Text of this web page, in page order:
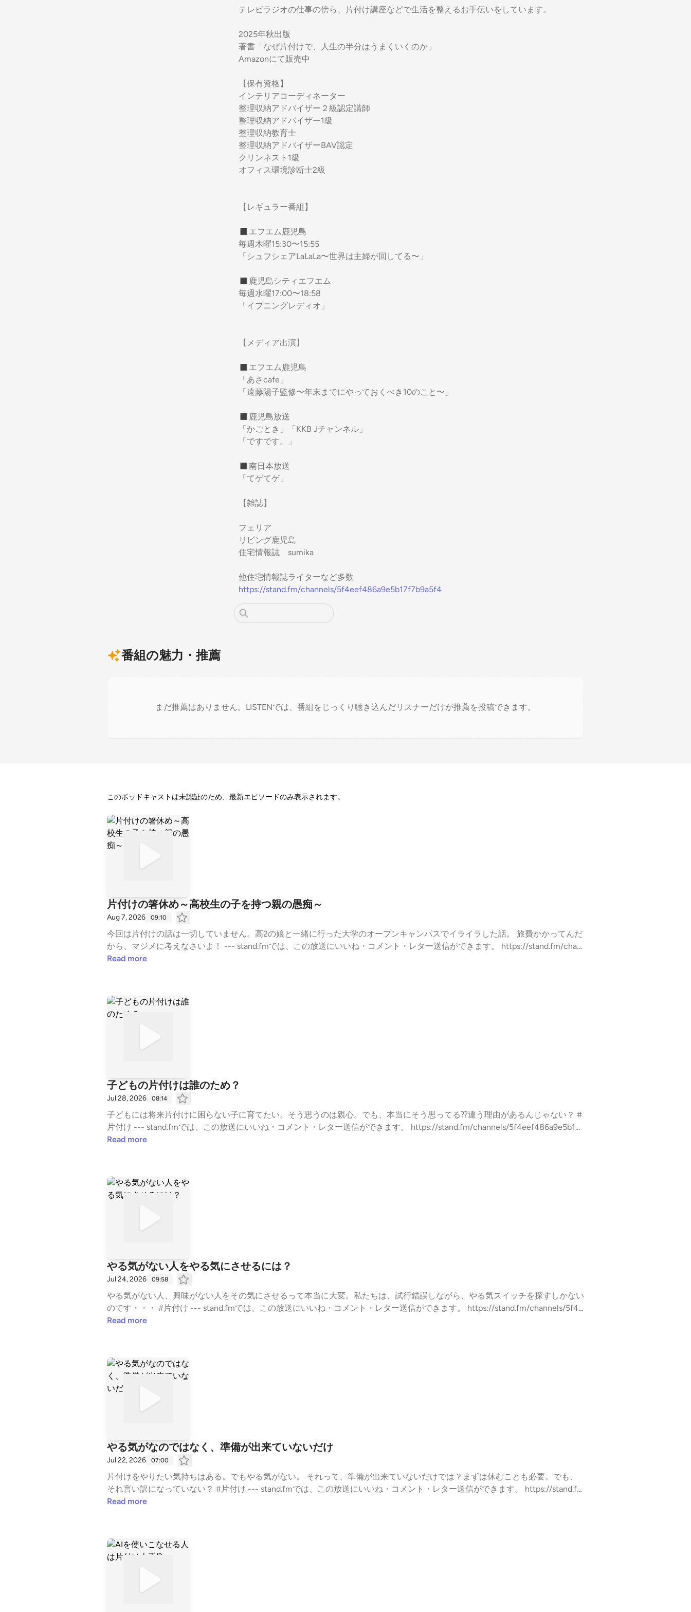
テレビラジオの仕事の傍ら、片付け講座などで生活を整えるお手伝いをしています。
2025年秋出版
著書「なぜ片付けで、人生の半分はうまくいくのか」
Amazonにて販売中
【保有資格】
インテリアコーディネーター
整理収納アドバイザー２級認定講師
整理収納アドバイザー1級
整理収納教育士
整理収納アドバイザーBAV認定
クリンネスト1級
オフィス環境診断士2級
【レギュラー番組】
◼︎エフエム鹿児島
毎週木曜15:30〜15:55
「シュフシェアLaLaLa〜世界は主婦が回してる〜」
◼︎鹿児島シティエフエム
毎週水曜17:00〜18:58
「イブニングレディオ」
【メディア出演】
◼︎エフエム鹿児島
「あさcafe」
「遠藤陽子監修〜年末までにやっておくべき10のこと〜」
◼︎鹿児島放送
「かごとき」「KKB Jチャンネル」
「ですです。」
◼︎南日本放送
「てゲてゲ」
【雑誌】
フェリア
リビング鹿児島
住宅情報誌 sumika
他住宅情報誌ライターなど多数
https://stand.fm/channels/5f4eef486a9e5b17f7b9a5f4
番組の魅力・推薦
まだ推薦はありません。LISTENでは、番組をじっくり聴き込んだリスナーだけが推薦を投稿できます。
このポッドキャストは未認証のため、最新エピソードのみ表示されます。
片付けの箸休め～高校生の子を持つ親の愚痴～
Aug 7, 2026 09:10
今回は片付けの話は一切していません。高2の娘と一緒に行った大学のオープンキャンパスでイライラした話。 旅費かかってんだ
から、マジメに考えなさいよ！ --- stand.fmでは、この放送にいいね・コメント・レター送信ができます。 https://stand.fm/chan
nels/5f4eef486a9e5b17f7b9a5f4
Read more
子どもの片付けは誰のため？
Jul 28, 2026 08:14
子どもには将来片付けに困らない子に育てたい。そう思うのは親心。でも、本当にそう思ってる⁇違う理由があるんじゃない？ #
片付け --- stand.fmでは、この放送にいいね・コメント・レター送信ができます。 https://stand.fm/channels/5f4eef486a9e5b17f
7b9a5f4
Read more
やる気がない人をやる気にさせるには？
Jul 24, 2026 09:58
やる気がない人、興味がない人をその気にさせるって本当に大変。私たちは、試行錯誤しながら、やる気スイッチを探すしかない
のです・・・ #片付け --- stand.fmでは、この放送にいいね・コメント・レター送信ができます。 https://stand.fm/channels/5f4e
ef486a9e5b17f7b9a5f4
Read more
やる気がなのではなく、準備が出来ていないだけ
Jul 22, 2026 07:00
片付けをやりたい気持ちはある。でもやる気がない。 それって、準備が出来ていないだけでは？まずは休むことも必要。でも、
それ言い訳になっていない？ #片付け --- stand.fmでは、この放送にいいね・コメント・レター送信ができます。 https://stand.f
m/channels/5f4eef486a9e5b17f7b9a5f4
Read more